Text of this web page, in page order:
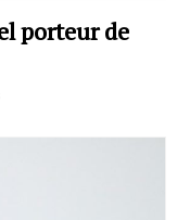
porteur de